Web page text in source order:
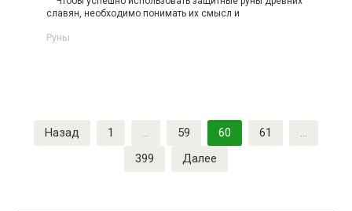
славян, необходимо понимать их смысл и
Руны
Назад 1 … 59 60 61
…
399
Далее